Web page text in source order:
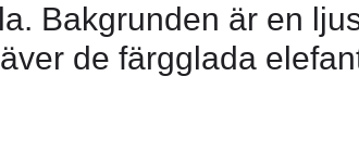
Bakgrunden är en
de färgglada